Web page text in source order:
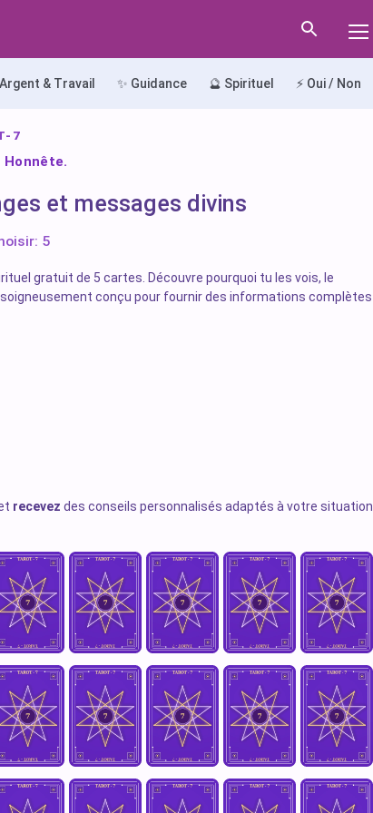
& Travail ✨ Guidance 🔮 Spirituel ⚡ Oui / Non
7
Honnête.
et messages divins
5
gratuit de 5 cartes. Découvre pourquoi tu les vois, le
conçu pour fournir des informations complètes
recevez des conseils personnalisés adaptés à votre situation